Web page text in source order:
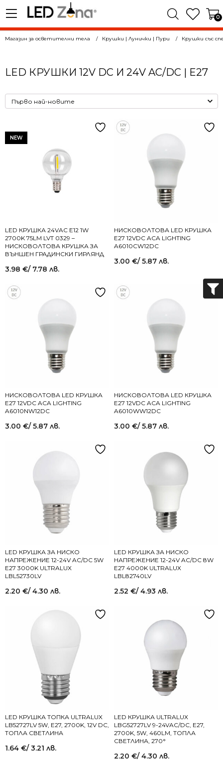
0
Магазин за осветителни тела Крушки | Лунички | Пури Крушки със
LED КРУШКИ 12V DC И 24V AC/DC | E27
NEW
LED КРУШКА 24VAC E12 1W
2700K 75LM LVT 0329 –
НИСКОВОЛТОВА КРУШКА ЗА
ВЪНШЕН ГРАДИНСКИ ГИРЛЯНД
3.98 €/ 7.78 лв.
НИСКОВОЛТОВА LED КРУШКА
Е27 12VDC ACA LIGHTING
A6010CW12DC
3.00 €/ 5.87 лв.
НИСКОВОЛТОВА LED КРУШКА
Е27 12VDC ACA LIGHTING
A6010NW12DC
3.00 €/ 5.87 лв.
НИСКОВОЛТОВА LED КРУШКА
Е27 12VDC ACA LIGHTING
A6010WW12DC
3.00 €/ 5.87 лв.
LED КРУШКА ЗА НИСКО
НАПРЕЖЕНИЕ 12-24V AC/DC 5W
E27 3000K ULTRALUX
LBL52730LV
2.20 €/ 4.30 лв.
LED КРУШКА ЗА НИСКО
НАПРЕЖЕНИЕ 12-24V AC/DC 8W
E27 4000K ULTRALUX
LBL82740LV
2.52 €/ 4.93 лв.
LED КРУШКА ТОПКА ULTRALUX
LB52727LV 5W, E27, 2700K, 12V DC,
ТОПЛА СВЕТЛИНА
1.64 €/ 3.21 лв.
LED КРУШКА ULTRALUX
LBG52727LV 9-24VAC/DC, E27,
2700K, 5W, 460LM, ТОПЛА
СВЕТЛИНА, 270°
2.20 €/ 4.30 лв.